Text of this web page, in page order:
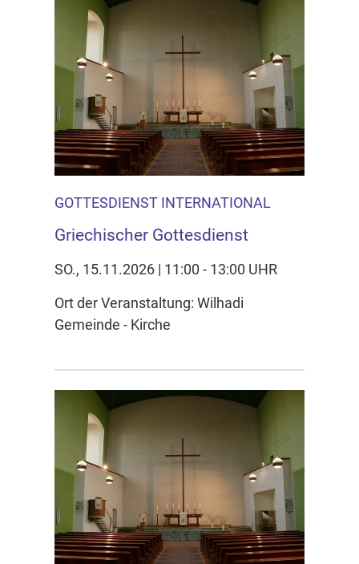
GOTTESDIENST INTERNATIONAL
Griechischer Gottesdienst
SO., 15.11.2026 | 11:00 - 13:00 UHR
Ort der Veranstaltung: Wilhadi
Gemeinde - Kirche